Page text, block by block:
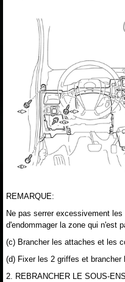
REMARQUE:
Ne pas serrer excessivement
d'endommager la zone qui n'est
(c) Brancher les attaches et les
(d) Fixer les 2 griffes et brancher
2. REBRANCHER LE SOUS-